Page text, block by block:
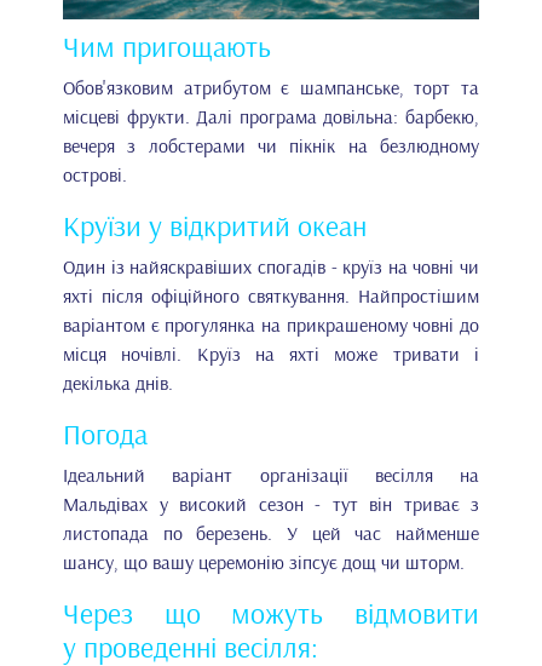
Чим пригощають
Обов'язковим атрибутом є шампанське, торт та
місцеві фрукти. Далі програма довільна: барбекю,
вечеря з лобстерами чи пікнік на безлюдному
острові.
Круїзи у відкритий океан
Один із найяскравіших спогадів - круїз на човні чи
яхті після офіційного святкування. Найпростішим
варіантом є прогулянка на прикрашеному човні до
місця ночівлі. Круїз на яхті може тривати і
декілька днів.
Погода
Ідеальний варіант організації весілля на
Мальдівах у високий сезон - тут він триває з
листопада по березень. У цей час найменше
шансу, що вашу церемонію зіпсує дощ чи шторм.
Через що можуть відмовити
у проведенні весілля: